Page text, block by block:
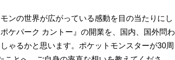
ンの世界が広がっている感動を目の当たりにし
ケパーク カントー』の開業を、国内、国外問わ
ゃるかと思います。ポケットモンスターが30周